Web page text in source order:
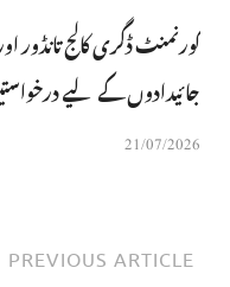
گورنمنٹ ڈگری کالج تانڈور
جائیدادوں کے لیے
21/07/2026
PREVIOUS ARTICLE